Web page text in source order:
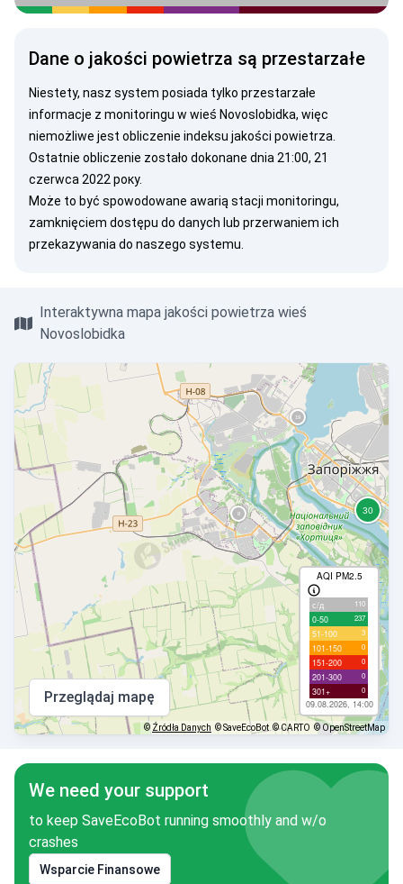
Dane o jakości powietrza są przestarzałe
Niestety, nasz system posiada tylko przestarzałe
informacje z monitoringu w wieś Novoslobidka, więc
niemożliwe jest obliczenie indeksu jakości powietrza.
Ostatnie obliczenie zostało dokonane dnia 21:00, 21
czerwca 2022 року.
Może to być spowodowane awarią stacji monitoringu,
zamknięciem dostępu do danych lub przerwaniem ich
przekazywania do naszego systemu.
Interaktywna mapa jakości powietrza wieś
Novoslobidka
AQI PM2.5
с/д 110
0-50 237
51-100 3
101-150 0
151-200 0
201-300 0
301+ 0
09.08.2026, 14:00
Przeglądaj mapę
© Źródła Danych © SaveEcoBot © CARTO © OpenStreetMap
We need your support
to keep SaveEcoBot running smoothly and w/o
crashes
Wsparcie Finansowe